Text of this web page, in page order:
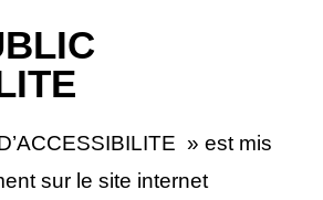
» est mis
sur le site internet